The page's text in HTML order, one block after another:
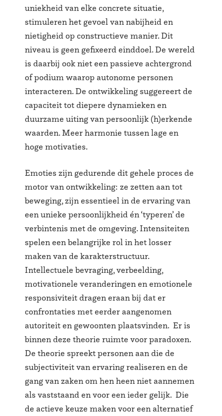
uniekheid van elke concrete situatie,
stimuleren het gevoel van nabijheid en
nietigheid op constructieve manier. Dit
niveau is geen gefixeerd einddoel. De wereld
is daarbij ook niet een passieve achtergrond
of podium waarop autonome personen
interacteren. De ontwikkeling suggereert de
capaciteit tot diepere dynamieken en
duurzame uiting van persoonlijk (h)erkende
waarden. Meer harmonie tussen lage en
hoge motivaties.
Emoties zijn gedurende dit gehele proces de
motor van ontwikkeling: ze zetten aan tot
beweging, zijn essentieel in de ervaring van
een unieke persoonlijkheid én ‘typeren’ de
verbintenis met de omgeving. Intensiteiten
spelen een belangrijke rol in het losser
maken van de karakterstructuur.
Intellectuele bevraging, verbeelding,
motivationele veranderingen en emotionele
responsiviteit dragen eraan bij dat er
confrontaties met eerder aangenomen
autoriteit en gewoonten plaatsvinden. Er is
binnen deze theorie ruimte voor paradoxen.
De theorie spreekt personen aan die de
subjectiviteit van ervaring realiseren en de
gang van zaken om hen heen niet aannemen
als vaststaand en voor een ieder gelijk. Die
de actieve keuze maken voor een alternatief